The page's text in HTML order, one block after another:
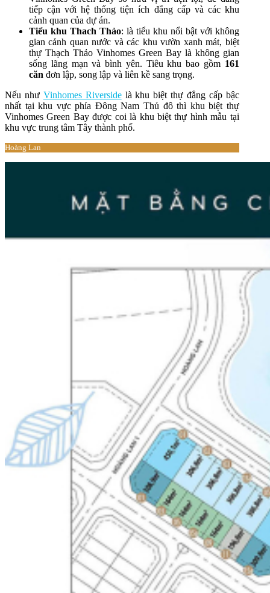
tiếp cận với hệ thống tiện ích đẳng cấp và các khu
cảnh quan của dự án.
Tiểu khu Thach Thảo: là tiểu khu nổi bật với không
gian cảnh quan nước và các khu vườn xanh mát, biệt
thự Thạch Thảo Vinhomes Green Bay là không gian
sống lãng mạn và bình yên. Tiêu khu bao gồm 161
căn đơn lập, song lập và liên kề sang trọng.
Nếu như Vinhomes Riversidelà khu biệt thự đẳng cấp bậc
nhất tại khu vực phía Đông Nam Thủ đô thì khu biệt thự
Vinhomes Green Bay được coi là khu biệt thự hình mẫu tại
khu vực trung tâm Tây thành phố.
Hoàng Lan